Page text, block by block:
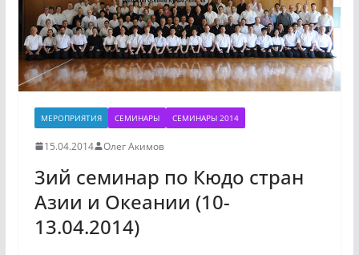
МЕРОПРИЯТИЯ СЕМИНАРЫ СЕМИНАРЫ 2014
15.04.2014 Олег Акимов
3ий семинар по Кюдо стран
Азии и Океании (10-
13.04.2014)